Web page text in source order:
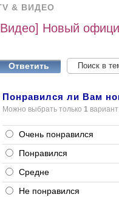
& ВИДЕО
Новый
Ответить
Понравился ли Вам
Можно выбрать только 1
Очень понравился
Понравился
Средне
Не понравился